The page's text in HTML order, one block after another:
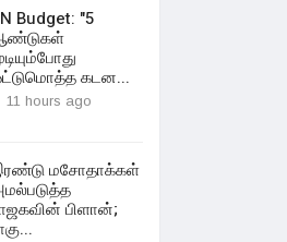
Budget: "5
கடன...
11 hours ago
மசோதாக்கள்
பிளான்;